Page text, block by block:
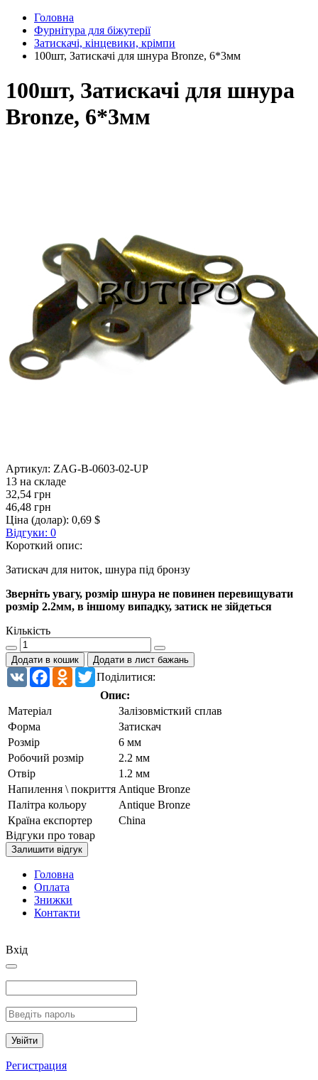
Головна
Фурнітура для біжутерії
Затискачі, кінцевики, крімпи
100шт, Затискачі для шнура Bronze, 6*3мм
100шт, Затискачі для шнура
Bronze, 6*3мм
Артикул: ZAG-B-0603-02-UP
13 на складе
32,54 грн
46,48 грн
Ціна (долар): 0,69 $
Відгуки: 0
Короткий опис:
Затискач для ниток, шнура під бронзу
Зверніть увагу, розмір шнура не повинен перевищувати
розмір 2.2мм, в іншому випадку, затиск не зійдеться
Кількість
Додати в кошик Додати в лист бажань
Поділитися:
VK FacebookOdnoklassniki
Twitter
Опис:
Матеріал
Залізовмісткий сплав
Форма
Затискач
Розмір
6 мм
Робочий розмір
2.2 мм
Отвір
1.2 мм
Напилення \ покриття Antique Bronze
Палітра кольору
Antique Bronze
Країна експортер
China
Відгуки про товар
Залишити відгук
Головна
Оплата
Знижки
Контакти
Вхід
Увійти
Регистрация